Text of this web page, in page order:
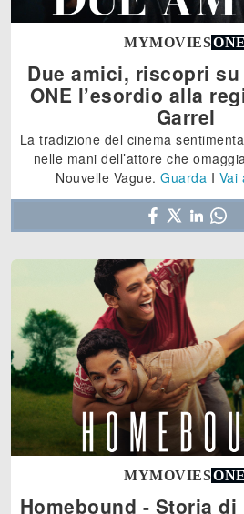
MYMOVIESONE
Due amici, riscopri su
ONE l’esordio alla
Garrel
La tradizione del cinema
nelle mani dell’attore che
Nouvelle Vague.Guarda I Vai
MYMOVIESONE
Homebound - Storia